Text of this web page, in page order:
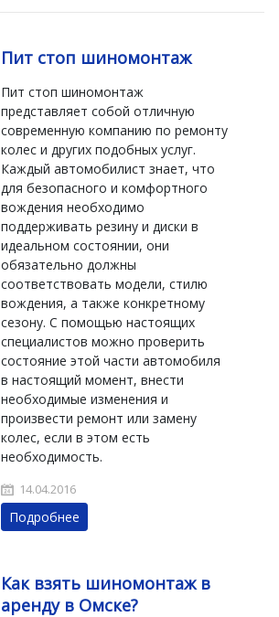
Пит стоп шиномонтаж
Пит стоп шиномонтаж
представляет собой отличную
современную компанию по ремонту
колес и других подобных услуг.
Каждый автомобилист знает, что
для безопасного и комфортного
вождения необходимо
поддерживать резину и диски в
идеальном состоянии, они
обязательно должны
соответствовать модели, стилю
вождения, а также конкретному
сезону. С помощью настоящих
специалистов можно проверить
состояние этой части автомобиля
в настоящий момент, внести
необходимые изменения и
произвести ремонт или замену
колес, если в этом есть
необходимость.
14.04.2016
Подробнее
Как взять шиномонтаж в
аренду в Омске?